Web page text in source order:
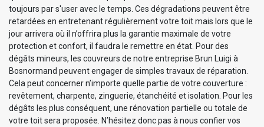
toujours par s'user avec le temps. Ces dégradations peuvent être
retardées en entretenant régulièrement votre toit mais lors que le
jour arrivera où il n’offrira plus la garantie maximale de votre
protection et confort, il faudra le remettre en état. Pour des
dégâts mineurs, les couvreurs de notre entreprise Brun Luigi à
Bosnormand peuvent engager de simples travaux de réparation.
Cela peut concerner n’importe quelle partie de votre couverture :
revêtement, charpente, zinguerie, étanchéité et isolation. Pour les
dégâts les plus conséquent, une rénovation partielle ou totale de
votre toit sera proposée. N’hésitez donc pas à nous confier vos